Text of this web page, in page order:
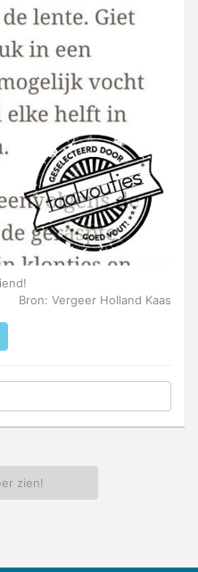
Bron: Vergeer Holland Kaas
zien!